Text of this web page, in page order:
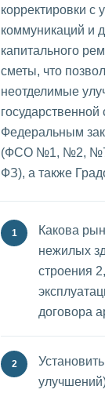
корректировки с
коммуникаций и
капитального
сметы, что
неотделимые
Федеральным
(ФСО №1, №2, №7),
ФЗ), а также
Какова
нежилых
строения
договора